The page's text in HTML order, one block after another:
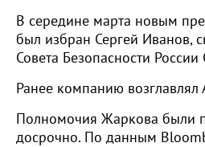
В середине марта новым
был избран Сергей Иванов,
Совета Безопасности
Ранее компанию
Полномочия Жаркова были
досрочно. По данным